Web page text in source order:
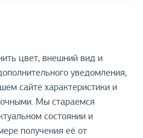
цвет, внешний вид и
уведомления,
сайте характеристики и
Мы стараемся
состоянии и
получения её от